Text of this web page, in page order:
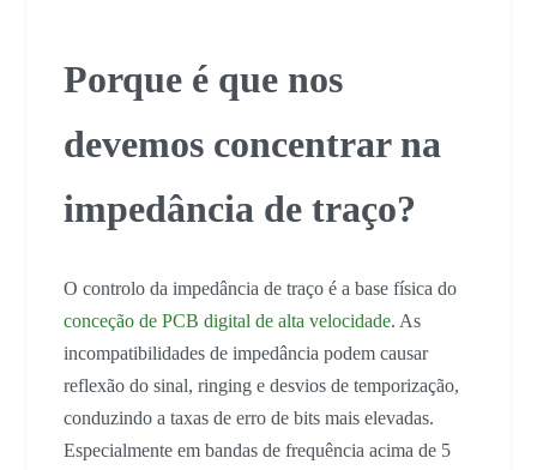
Porque é que nos
devemos concentrar na
impedância de traço?
O controlo da impedância de traço é a base física do
conceção de PCB digital de alta velocidade. As
incompatibilidades de impedância podem causar
reflexão do sinal, ringing e desvios de temporização,
conduzindo a taxas de erro de bits mais elevadas.
Especialmente em bandas de frequência acima de 5